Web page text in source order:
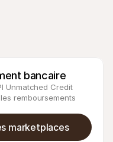
à l'emploi
bancaire
Unmatched Credit
remboursements
marketplaces